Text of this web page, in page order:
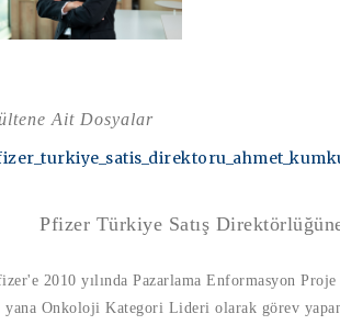
Ait Dosyalar
Pfizer Türkiye Satış
2010 yılında Pazarlama Enformasyon
yana Onkoloji Kategori Lideri olarak görev